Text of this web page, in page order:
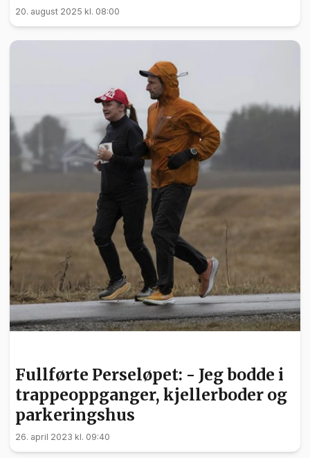
20. august 2025 kl. 08:00
Fullførte Perseløpet: - Jeg bodde i
trappeoppganger, kjellerboder og
parkeringshus
26. april 2023 kl. 09:40